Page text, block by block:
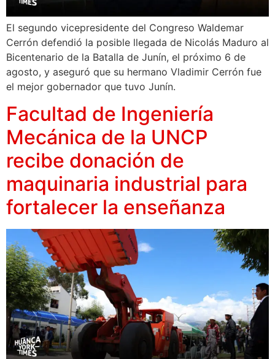
El segundo vicepresidente del Congreso Waldemar
Cerrón defendió la posible llegada de Nicolás Maduro al
Bicentenario de la Batalla de Junín, el próximo 6 de
agosto, y aseguró que su hermano Vladimir Cerrón fue
el mejor gobernador que tuvo Junín.
Facultad de Ingeniería
Mecánica de la UNCP
recibe donación de
maquinaria industrial para
fortalecer la enseñanza